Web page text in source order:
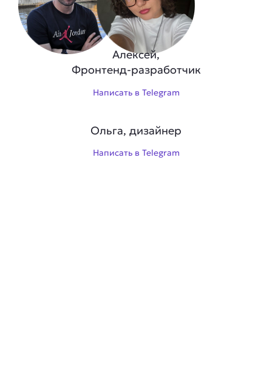
Алексей,
Фронтенд-разработчик
Написать в Telegram
Ольга, дизайнер
Написать в Telegram